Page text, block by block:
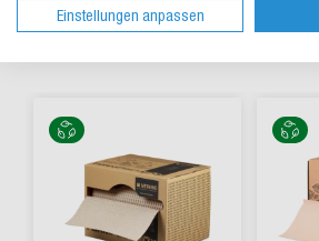
Alternative
Einstellungen anpassen